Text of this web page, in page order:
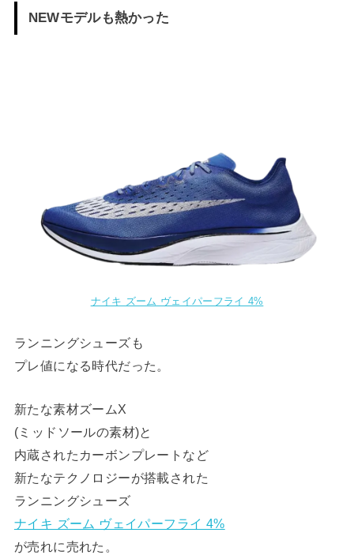
NEWモデルも熱かった
ナイキ ズーム ヴェイパーフライ 4%
ランニングシューズも
プレ値になる時代だった。
新たな素材ズームX
(ミッドソールの素材)と
内蔵されたカーボンプレートなど
新たなテクノロジーが搭載された
ランニングシューズ
ナイキ ズーム ヴェイパーフライ 4%
が売れに売れた。